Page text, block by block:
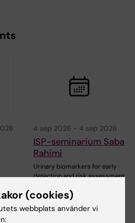
4 sep 2026 - 4 sep 2026
ISP-seminarium Saba
Rahimi
Urinary biomarkers for early
detection and risk assessment
(cookies)
webbplats använder vi